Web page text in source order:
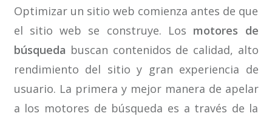
Optimizar un sitio web comienza antes de que
el sitio web se construye. Los motores de
búsqueda buscan contenidos de calidad, alto
rendimiento del sitio y gran experiencia de
usuario. La primera y mejor manera de apelar
a los motores de búsqueda es a través de la